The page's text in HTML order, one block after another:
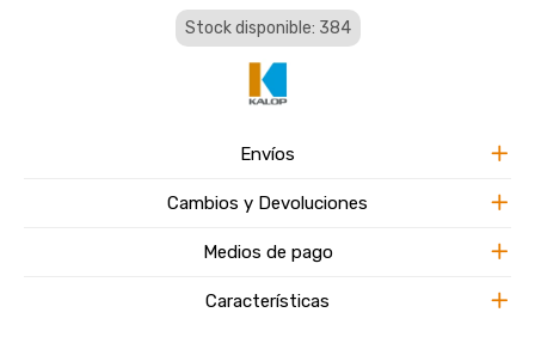
Stock disponible: 384
Envíos
Cambios y Devoluciones
Medios de pago
Características